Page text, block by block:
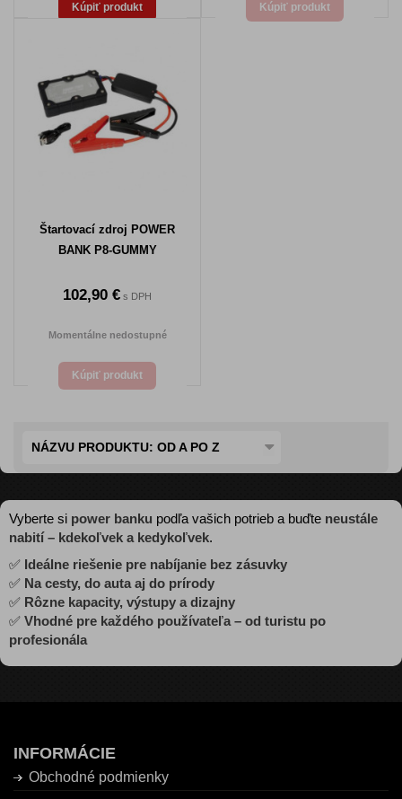
Kúpiť produkt Kúpiť produkt
Štartovací zdroj POWER
BANK P8-GUMMY
102,90 € s DPH
Momentálne nedostupné
Kúpiť produkt
NÁZVU PRODUKTU: OD A PO Z
Vyberte si power banku podľa vašich potrieb a buďte neustále
nabití – kdekoľvek a kedykoľvek.
✅ Ideálne riešenie pre nabíjanie bez zásuvky
✅ Na cesty, do auta aj do prírody
✅ Rôzne kapacity, výstupy a dizajny
✅ Vhodné pre každého používateľa – od turistu po
profesionála
INFORMÁCIE
Obchodné podmienky